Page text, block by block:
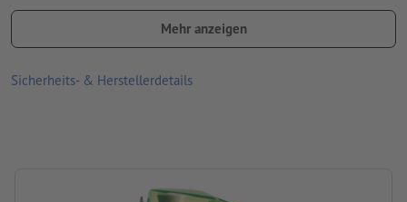
Produktfarben abweichen können
Druckstand: auf der Flasche
Mehr anzeigen
Sicherheits- & Herstellerdetails